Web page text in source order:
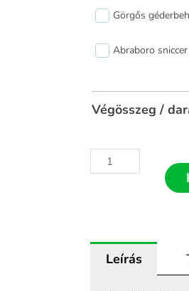
Görgős
Abraboro
Végösszeg /
(egyedi
mennyiség
Leírás